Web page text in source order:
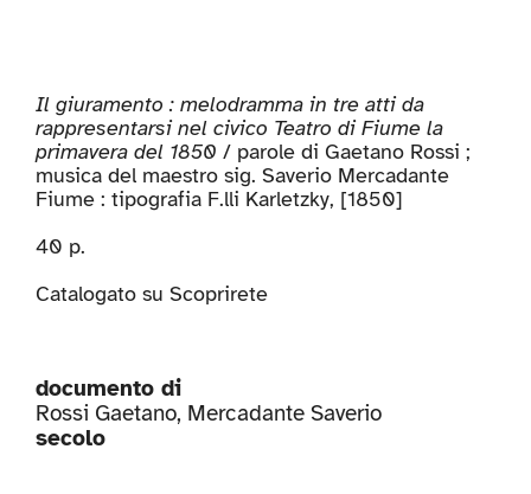
Il giuramento : melodramma in tre atti da
rappresentarsi nel civico Teatro di Fiume la
primavera del 1850 / parole di Gaetano Rossi ;
musica del maestro sig. Saverio Mercadante
Fiume : tipografia F.lli Karletzky, [1850]
40 p.
Catalogato su Scoprirete
documento di
Rossi Gaetano, Mercadante Saverio
secolo